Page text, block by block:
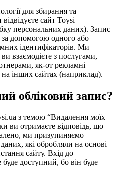
для збирання та
сайт Toysi
персональних даних). Запис
за допомогою одного або
ідентифікаторів. Ми
взаємодієте з послугами,
як-от рекламні
інших сайтах (наприклад).
обліковий запис?
з темою “Видалення моїх
ви отримаєте відповідь, що
ми призупиняємо
які обробляли на основі
сайту. Вхід до
буде доступний, бо він буде